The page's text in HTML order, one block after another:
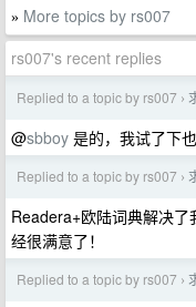
» More topics by rs007
rs007's recent replies
Replied to a topic by rs007 ›
@sbboy 是的，我试了下
Replied to a topic by rs007 ›
Readera+欧陆词典解决
经很满意了！
Replied to a topic by rs007 ›